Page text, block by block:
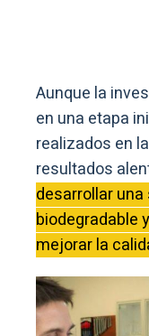
Aunque la
en una etapa
realizados en
resultados
desarrollar
biodegradable
mejorar la